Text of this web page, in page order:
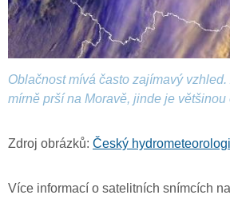
Oblačnost mívá často zajímavý
mírně prší na Moravě, jinde je většinou
Zdroj obrázků: Český
Více informací o satelitních snímcích